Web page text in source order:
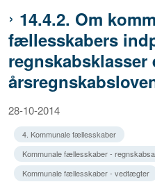
14.4.2. Om
fællesskabers
regnskabsklasser
28-10-2014
4. Kommunale fællesskaber
Kommunale fællesskaber -
Kommunale fællesskaber - vedtægter